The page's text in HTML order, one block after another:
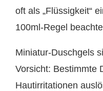
oft als „Flüssigkeit“
100ml-Regel
Miniatur-Duschgels
Vorsicht: Bestimmte
Hautirritationen